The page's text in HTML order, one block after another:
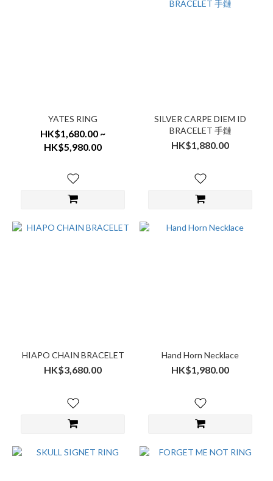
YATES RING
HK$1,680.00 ~
HK$5,980.00
SILVER CARPE DIEM ID
BRACELET 手鏈
HK$1,880.00
HIAPO CHAIN BRACELET
HK$3,680.00
Hand Horn Necklace
HK$1,980.00